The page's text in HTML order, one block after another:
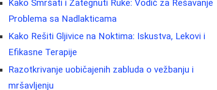
Kako Smršati i Zategnuti Ruke: Vodič za Rešavanje
Problema sa Nadlakticama
Kako Rešiti Gljivice na Noktima: Iskustva, Lekovi i
Efikasne Terapije
Razotkrivanje uobičajenih zabluda o vežbanju i
mršavljenju